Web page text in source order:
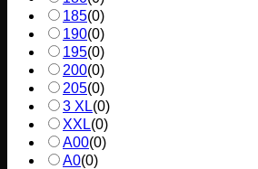
185(0)
190(0)
195(0)
200(0)
205(0)
3 XL(0)
XXL(0)
A00(0)
A0(0)